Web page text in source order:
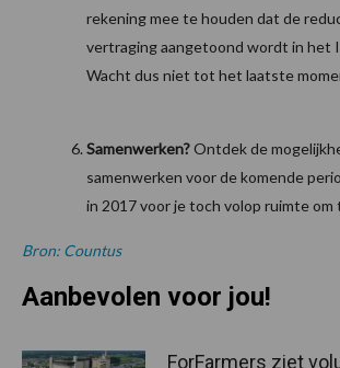
rekening mee te houden dat de
vertraging aangetoond wordt in het
Wacht dus niet tot het laatste
Samenwerken?Ontdek de
samenwerken voor de komende
in 2017 voor je toch volop ruimte om
Bron: Countus
Aanbevolen voor jou!
ForFarmers ziet